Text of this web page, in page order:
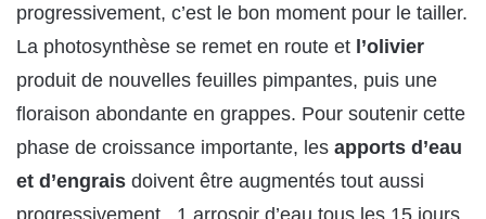
progressivement, c’est le bon moment pour le tailler.
La photosynthèse se remet en route et l’olivier
produit de nouvelles feuilles pimpantes, puis une
floraison abondante en grappes. Pour soutenir cette
phase de croissance importante, les apports d’eau
et d’engrais doivent être augmentés tout aussi
progressivement. 1 arrosoir d’eau tous les 15 jours